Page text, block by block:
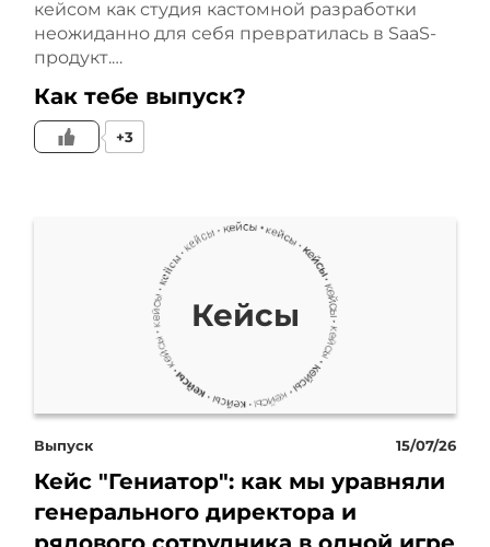
бригада, невзирая на
инструкции управляющей
компании франшизы,
закупила материалы,
для проекта. Например,
вместо ГВЛ закупили
листы ГКЛ, что
недопустимо во влажных
помещениях и приведет к
сокращению срока
службы. И как будто этого
кейсом как студия кастомной разработки
неожиданно для себя превратилась в SaaS-
продукт.…
Как тебе выпуск?
+3
Кейсы
Выпуск 15/07/26
Кейс "Гениатор": как мы уравняли
генерального директора и